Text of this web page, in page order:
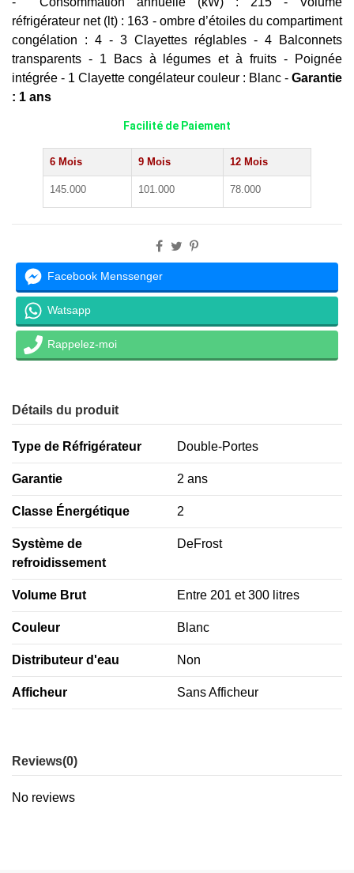
réfrigérateur net (lt) : 163 - ombre d’étoiles du compartiment
congélation : 4 - 3 Clayettes réglables - 4 Balconnets
transparents - 1 Bacs à légumes et à fruits - Poignée
intégrée - 1 Clayette congélateur couleur : Blanc - Garantie
: 1 ans
Facilité de Paiement
6 Mois 9 Mois 12 Mois
145.000 101.000 78.000
Facebook Menssenger
Watsapp
Rappelez-moi
Détails du produit
Type de Réfrigérateur Double-Portes
Garantie 2 ans
Classe Énergétique 2
Système de
refroidissement
DeFrost
Volume Brut Entre 201 et 300 litres
Couleur Blanc
Distributeur d'eau Non
Afficheur Sans Afficheur
Reviews(0)
No reviews